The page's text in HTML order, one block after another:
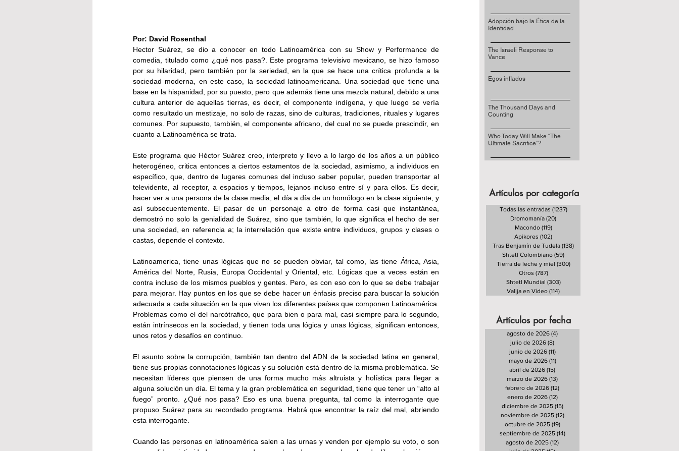
Por: David Rosenthal
Hector Suárez, se dio a conocer en todo Latinoamérica con su Show y Performance de
comedia, titulado como ¿qué nos pasa?. Este programa televisivo mexicano, se hizo famoso
por su hilaridad, pero también por la seriedad, en la que se hace una crítica profunda a la
sociedad moderna, en este caso, la sociedad latinoamericana. Una sociedad que tiene una
base en la hispanidad, por su puesto, pero que además tiene una mezcla natural, debido a una
cultura anterior de aquellas tierras, es decir, el componente indígena, y que luego se vería
como resultado un mestizaje, no solo de razas, sino de culturas, tradiciones, rituales y lugares
comunes. Por supuesto, también, el componente africano, del cual no se puede prescindir, en
cuanto a Latinoamérica se trata.
Este programa que Héctor Suárez creo, interpreto y llevo a lo largo de los años a un público
heterogéneo, critica entonces a ciertos estamentos de la sociedad, asimismo, a individuos en
específico, que, dentro de lugares comunes del incluso saber popular, pueden transportar al
televidente, al receptor, a espacios y tiempos, lejanos incluso entre sí y para ellos. Es decir,
hacer ver a una persona de la clase media, el día a día de un homólogo en la clase siguiente, y
así subsecuentemente. El pasar de un personaje a otro de forma casi que instantánea,
demostró no solo la genialidad de Suárez, sino que también, lo que significa el hecho de ser
una sociedad, en referencia a; la interrelación que existe entre individuos, grupos y clases o
castas, depende el contexto.
Latinoamerica, tiene unas lógicas que no se pueden obviar, tal como, las tiene África, Asia,
América del Norte, Rusia, Europa Occidental y Oriental, etc. Lógicas que a veces están en
contra incluso de los mismos pueblos y gentes. Pero, es con eso con lo que se debe trabajar
para mejorar. Hay puntos en los que se debe hacer un énfasis preciso para buscar la solución
adecuada a cada situación en la que viven los diferentes países que componen Latinoamérica.
Problemas como el del narcótrafico, que para bien o para mal, casi siempre para lo segundo,
están intrínsecos en la sociedad, y tienen toda una lógica y unas lógicas, significan entonces,
unos retos y desafíos en continuo.
El asunto sobre la corrupción, también tan dentro del ADN de la sociedad latina en general,
tiene sus propias connotaciones lógicas y su solución está dentro de la misma problemática. Se
necesitan líderes que piensen de una forma mucho más altruista y holística para llegar a
alguna solución un día. El tema y la gran problemática en seguridad, tiene que tener un “alto al
fuego” pronto. ¿Qué nos pasa? Eso es una buena pregunta, tal como la interrogante que
propuso Suárez para su recordado programa. Habrá que encontrar la raíz del mal, abriendo
esta interrogante.
Cuando las personas en latinoamérica salen a las urnas y venden por ejemplo su voto, o son
Adopción bajo la Ética de la
Identidad
The Israeli Response to
Vance
Egos inflados
The Thousand Days and
Counting
Who Today Will Make “The
Ultimate Sacrifice”?
Artículos por categoría
Todas las entradas (1237)1237 entradas
Dromomanía (20)
Macondo (119)119 entradas
Apikores (102)
Tras Benjamín de Tudela (138)
Shtetl Colombiano (59)
Tierra de leche y miel (300)300 entradas
Otros (787)787 entradas
Shtetl Mundial (303)303 entradas
Valija en Vídeo (114)
Artículos por fecha
agosto de 2026 (4)
julio de 2026 (8)
junio de 2026 (11)11 entradas
mayo de 2026 (11)11 entradas
abril de 2026 (15)
marzo de 2026 (13)
febrero de 2026 (12)
enero de 2026 (12)12 entradas
diciembre de 2025 (15)15 entradas
noviembre de 2025 (12)12 entradas
octubre de 2025 (19)19 entradas
septiembre de 2025 (14)14 entradas
agosto de 2025 (12)